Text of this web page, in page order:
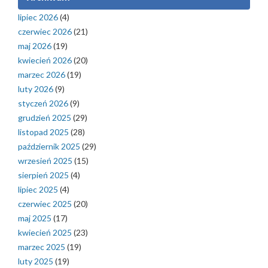
lipiec 2026(4)
czerwiec 2026(21)
maj 2026(19)
kwiecień 2026(20)
marzec 2026(19)
luty 2026(9)
styczeń 2026(9)
grudzień 2025 (29)
listopad 2025 (28)
październik 2025 (29)
wrzesień 2025 (15)
sierpień 2025 (4)
lipiec 2025 (4)
czerwiec 2025 (20)
maj 2025 (17)
kwiecień 2025 (23)
marzec 2025 (19)
luty 2025 (19)